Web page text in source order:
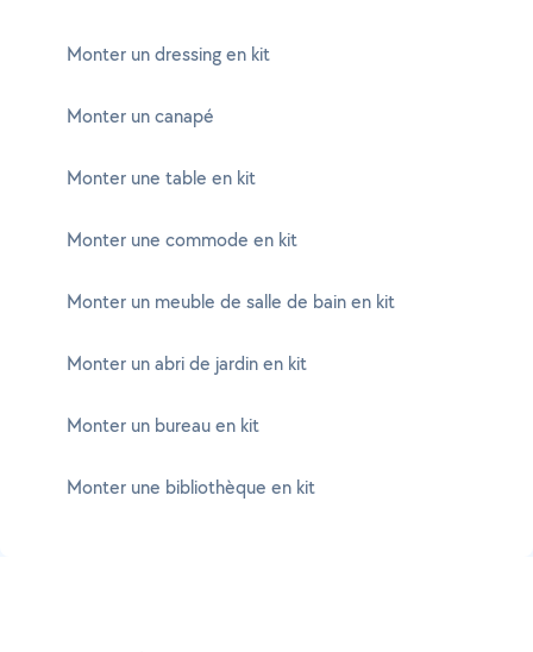
Monter un dressing en kit
Monter un canapé
Monter une table en kit
Monter une commode en kit
Monter un meuble de salle de bain en kit
Monter un abri de jardin en kit
Monter un bureau en kit
Monter une bibliothèque en kit